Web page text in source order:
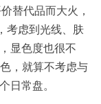
替代品而大火，
考虑到光线、肤
显色度也很不
，就算不考虑与
日常盘。